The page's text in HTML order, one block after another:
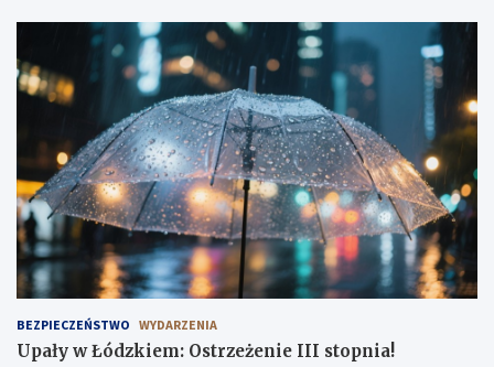
BEZPIECZEŃSTWO WYDARZENIA
Upały w Łódzkiem: Ostrzeżenie III stopnia!